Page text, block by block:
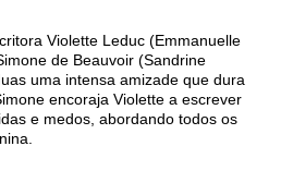
Violette Leduc (Emmanuelle
de Beauvoir (Sandrine
uma intensa amizade que dura
encoraja Violette a escrever
e medos, abordando todos os